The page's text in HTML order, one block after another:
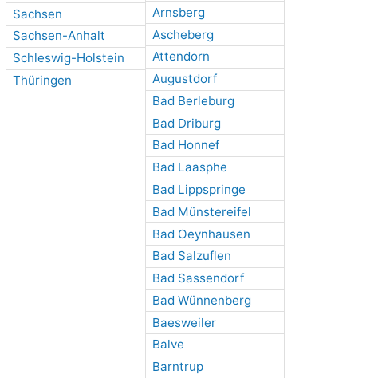
Sachsen
Sachsen-Anhalt
Schleswig-Holstein
Thüringen
Arnsberg
Ascheberg
Attendorn
Augustdorf
Bad Berleburg
Bad Driburg
Bad Honnef
Bad Laasphe
Bad Lippspringe
Bad Münstereifel
Bad Oeynhausen
Bad Salzuflen
Bad Sassendorf
Bad Wünnenberg
Baesweiler
Balve
Barntrup